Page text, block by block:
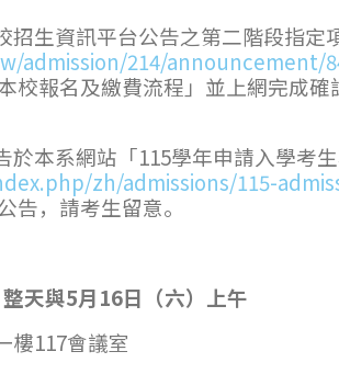
招生資訊平台公告之第二階段指定
admission/214/announcement/
校報名及繳費流程」並上網完成確
於本系網站「115學年申請入學考
zh/admissions/115-
告，請考生留意。
天與5月16日（六）上午
樓117會議室